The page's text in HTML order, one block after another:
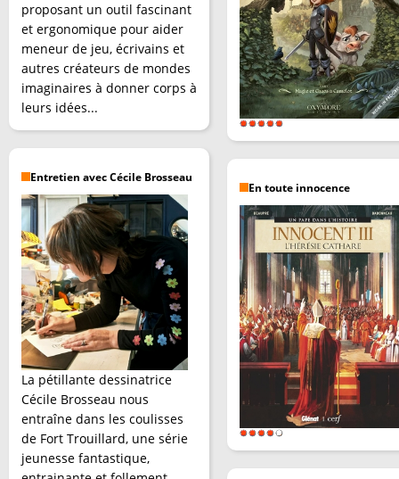
proposant un outil fascinant
et ergonomique pour aider
meneur de jeu, écrivains et
autres créateurs de mondes
imaginaires à donner corps à
leurs idées...
Entretien avec Cécile Brosseau
La pétillante dessinatrice
Cécile Brosseau nous
entraîne dans les coulisses
de Fort Trouillard, une série
jeunesse fantastique,
En toute innocence